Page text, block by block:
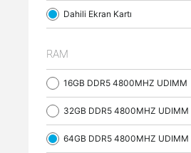
Dahili Ekran Kartı
RAM
16GB DDR5 4800MHZ UDIMM
32GB DDR5 4800MHZ UDIMM
64GB DDR5 4800MHZ UDIMM